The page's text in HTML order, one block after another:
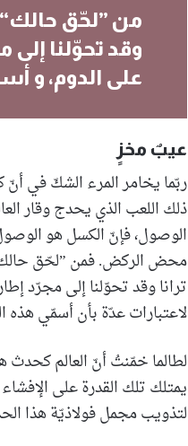
من ”لحّق حالك“
وقد تحوّلنا إلى
على الدوم، و
عيبٌ مخزٍ
ربّما يخامر المرء الشكّ في
ذلك اللعب الذي يحدج وقار
الوصول، فإنّ الكسل هو الوصول
محض الركض. فمن ”لحّق حالك“
ترانا وقد تحوّلنا إلى مجرّد
لاعتبارات عدّة بأن أسمّي هذه
لطالما خمّنتُ أنّ العالم
يمتلك تلك القدرة على
لتذويب مجمل فولاذيّة هذا